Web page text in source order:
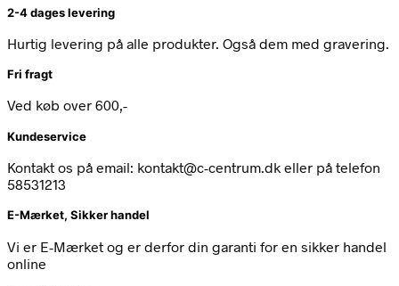
2-4 dages levering
Hurtig levering på alle produkter. Også dem med gravering.
Fri fragt
Ved køb over 600,-
Kundeservice
Kontakt os på email: kontakt@c-centrum.dk eller på telefon
58531213
E-Mærket, Sikker handel
Vi er E-Mærket og er derfor din garanti for en sikker handel
online